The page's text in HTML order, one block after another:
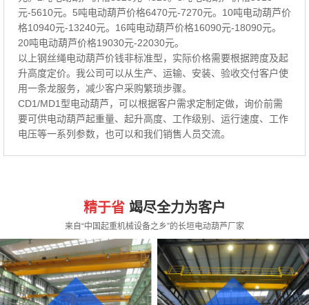
元-5610元。5吨电动葫芦价格6470元-7270元。10吨电动葫芦价
格10940元-13240元。16吨电动葫芦价格16090元-18090元。
20吨电动葫芦价格19030元-22030元。
以上钢丝绳电动葫芦价钱非标准型，实际价格需要根据跨度及起
升高度定价。我公司可以从生产、运输、安装、验收交付客户使
用一条龙服务，减少客户采购繁琐步骤。
CD1/MD1型电动葫芦，可以根据客户需求定制定做，询价前需
要可供电动葫芦起重量、起升高度、工作级别、运行速度、工作
电压等一系列参数，也可以和我们销售人员交流。
精于省 竭尽全力为客户
来自“中国起重机械设备之乡”的长垣电动葫芦厂家